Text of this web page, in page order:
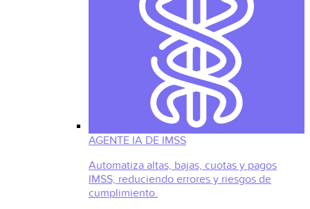
AGENTE IA DE IMSS
Automatiza altas, bajas, cuotas y pagos
IMSS, reduciendo errores y riesgos de
cumplimiento.